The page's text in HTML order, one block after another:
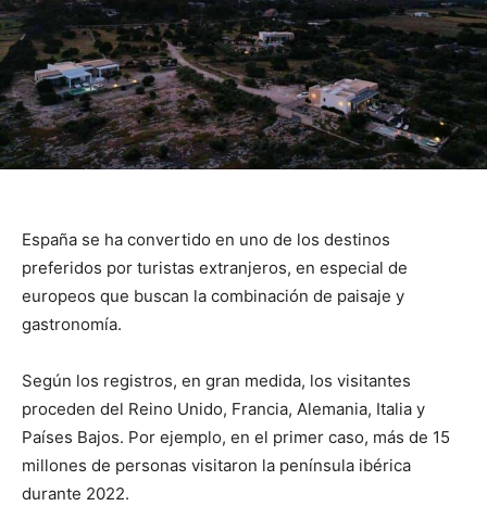
España se ha convertido en uno de los destinos
preferidos por turistas extranjeros, en especial de
europeos que buscan la combinación de paisaje y
gastronomía.
Según los registros, en gran medida, los visitantes
proceden del Reino Unido, Francia, Alemania, Italia y
Países Bajos. Por ejemplo, en el primer caso, más de 15
millones de personas visitaron la península ibérica
durante 2022.